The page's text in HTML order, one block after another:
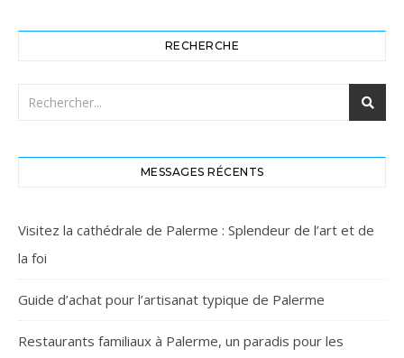
RECHERCHE
MESSAGES RÉCENTS
Visitez la cathédrale de Palerme : Splendeur de l’art et de
la foi
Guide d’achat pour l’artisanat typique de Palerme
Restaurants familiaux à Palerme, un paradis pour les